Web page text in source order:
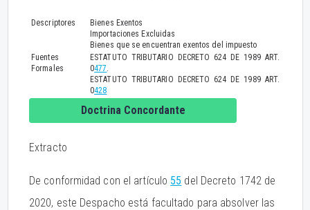
Descriptores
Bienes Exentos
Importaciones Excluidas
Bienes que se encuentran exentos del impuesto
Fuentes
Formales
ESTATUTO TRIBUTARIO DECRETO 624 DE 1989 ART.
0477.
ESTATUTO TRIBUTARIO DECRETO 624 DE 1989 ART.
0428
Doctrina Concordante
Extracto
De conformidad con el artículo 55 del Decreto 1742 de
2020, este Despacho está facultado para absolver las